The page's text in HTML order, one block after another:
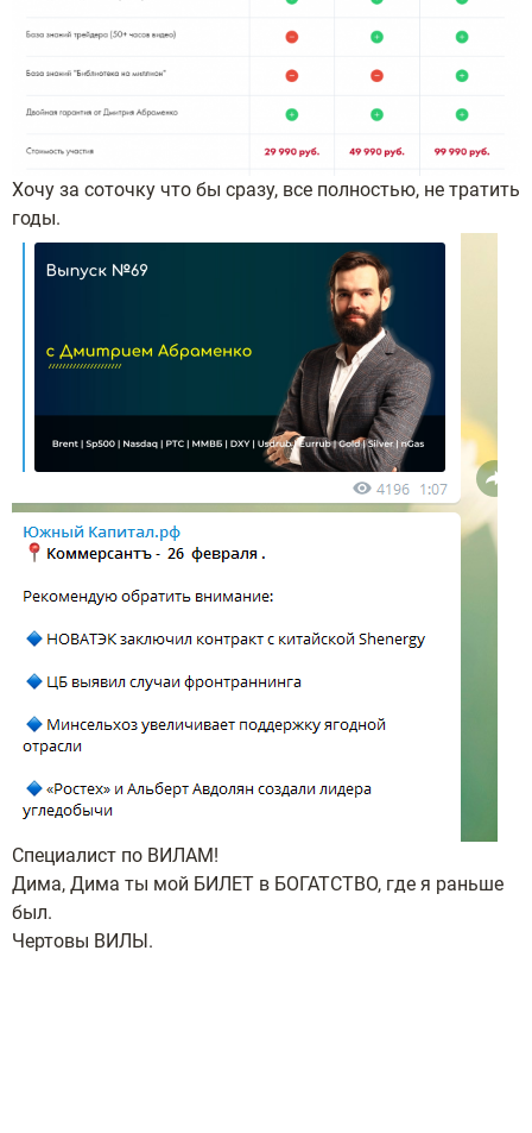
Хочу за соточку что бы сразу, все полностью, не тратить
годы.
Специалист по ВИЛАМ!
Дима, Дима ты мой БИЛЕТ в БОГАТСТВО, где я раньше
был.
Чертовы ВИЛЫ.